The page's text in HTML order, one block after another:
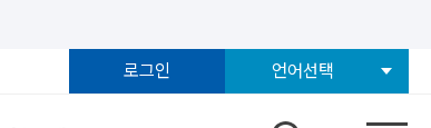
로그인 언어선택